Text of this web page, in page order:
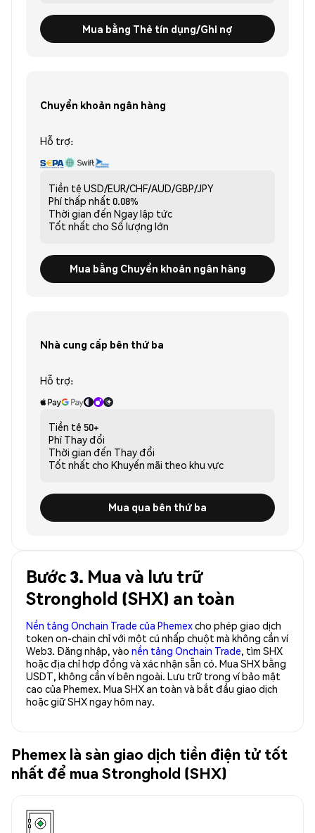
Mua bằng Thẻ tín dụng/Ghi nợ
Chuyển khoản ngân hàng
Hỗ trợ:
Tiền tệ USD/EUR/CHF/AUD/GBP/JPY
Phí thấp nhất 0.08%
Thời gian đến Ngay lập tức
Tốt nhất cho Số lượng lớn
Mua bằng Chuyển khoản ngân hàng
Nhà cung cấp bên thứ ba
Hỗ trợ:
Tiền tệ 50+
Phí Thay đổi
Thời gian đến Thay đổi
Tốt nhất cho Khuyến mãi theo khu vực
Mua qua bên thứ ba
Bước 3. Mua và lưu trữ
Stronghold (SHX) an toàn
Nền tảng Onchain Trade của Phemexcho phép giao dịch
token on-chain chỉ với một cú nhấp chuột mà không cần ví
Web3. Đăng nhập, vào nền tảng Onchain Trade, tìm SHX
hoặc địa chỉ hợp đồng và xác nhận sẵn có. Mua SHX bằng
USDT, không cần ví bên ngoài. Lưu trữ trong ví bảo mật
cao của Phemex. Mua SHX an toàn và bắt đầu giao dịch
hoặc giữ SHX ngay hôm nay.
Phemex là sàn giao dịch tiền điện tử tốt
nhất để mua Stronghold (SHX)